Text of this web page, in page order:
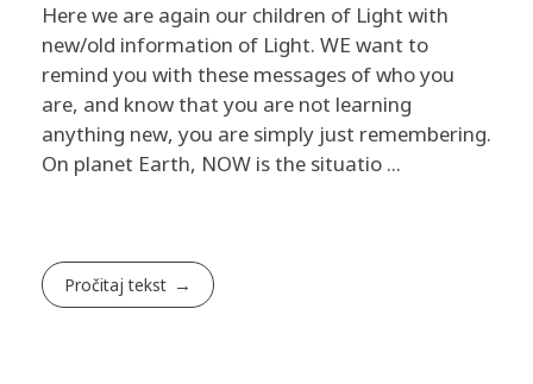
Here we are again our children of Light with
new/old information of Light. WE want to
remind you with these messages of who you
are, and know that you are not learning
anything new, you are simply just remembering. ​
On planet Earth, NOW is the situatio ...
Pročitaj tekst